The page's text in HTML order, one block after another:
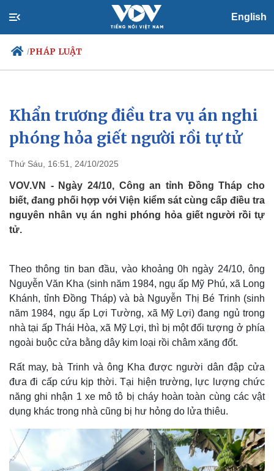
English
/PHÁP LUẬT
Chính trị
Đảng
Tổ chức nhân sự
Nhận diện sự thật
Xã hội
Tin 24h
Dự báo thời tiết
Việc làm
Biển đảo
Khẩn trương điều tra vụ án nghi
phóng hỏa giết người rồi tự tử
Thứ Sáu, 16:51, 24/10/2025
VOV.VN - Ngày 24/10, Công an tỉnh Đồng Tháp cho
biết, đang phối hợp với Viện kiểm sát cùng cấp điều tra
nguyên nhân vụ án nghi phóng hỏa giết người rồi tự
tử.
Theo thông tin ban đầu, vào khoảng 0h ngày 24/10, ông
Nguyễn Văn Kha (sinh năm 1984, ngụ ấp Mỹ Phú, xã Long
Khánh, tỉnh Đồng Tháp) và bà Nguyễn Thị Bé Trinh (sinh
năm 1984, ngụ ấp Lợi Tường, xã Mỹ Lợi) đang ngủ trong
nhà tại ấp Thái Hòa, xã Mỹ Lợi, thì bị một đối tượng ở phía
ngoài buộc cửa bằng dây kim loại rồi châm xăng đốt.
Rất may, bà Trinh và ông Kha được người dân đập cửa
đưa đi cấp cứu kịp thời. Tại hiện trường, lực lượng chức
năng ghi nhận 1 xe mô tô bị cháy hoàn toàn cùng các vật
dụng khác trong nhà cũng bị hư hỏng do lửa thiêu.